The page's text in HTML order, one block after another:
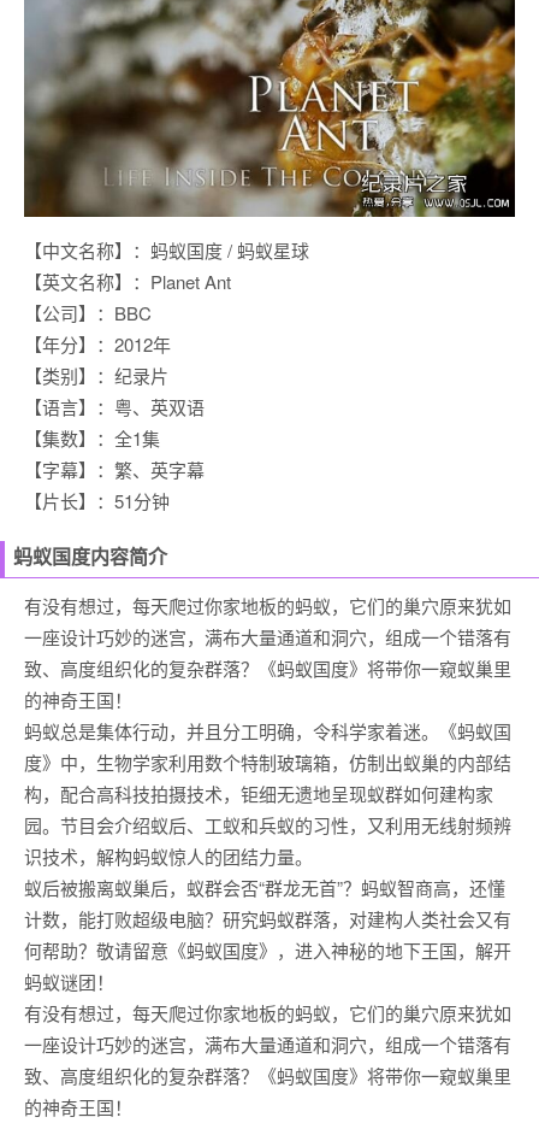
【中文名称】：蚂蚁国度 / 蚂蚁星球
【英文名称】：Planet Ant
【公司】：BBC
【年分】：2012年
【类别】：纪录片
【语言】：粤、英双语
【集数】：全1集
【字幕】：繁、英字幕
【片长】：51分钟
蚂蚁国度内容简介
有没有想过，每天爬过你家地板的蚂蚁，它们的巢穴原来犹如
一座设计巧妙的迷宫，满布大量通道和洞穴，组成一个错落有
致、高度组织化的复杂群落？《蚂蚁国度》将带你一窥蚁巢里
的神奇王国！
蚂蚁总是集体行动，并且分工明确，令科学家着迷。《蚂蚁国
度》中，生物学家利用数个特制玻璃箱，仿制出蚁巢的内部结
构，配合高科技拍摄技术，钜细无遗地呈现蚁群如何建构家
园。节目会介绍蚁后、工蚁和兵蚁的习性，又利用无线射频辨
识技术，解构蚂蚁惊人的团结力量。
蚁后被搬离蚁巢后，蚁群会否“群龙无首”？蚂蚁智商高，还懂
计数，能打败超级电脑？研究蚂蚁群落，对建构人类社会又有
何帮助？敬请留意《蚂蚁国度》，进入神秘的地下王国，解开
蚂蚁谜团！
有没有想过，每天爬过你家地板的蚂蚁，它们的巢穴原来犹如
一座设计巧妙的迷宫，满布大量通道和洞穴，组成一个错落有
致、高度组织化的复杂群落？《蚂蚁国度》将带你一窥蚁巢里
的神奇王国！